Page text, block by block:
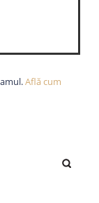
Află cum